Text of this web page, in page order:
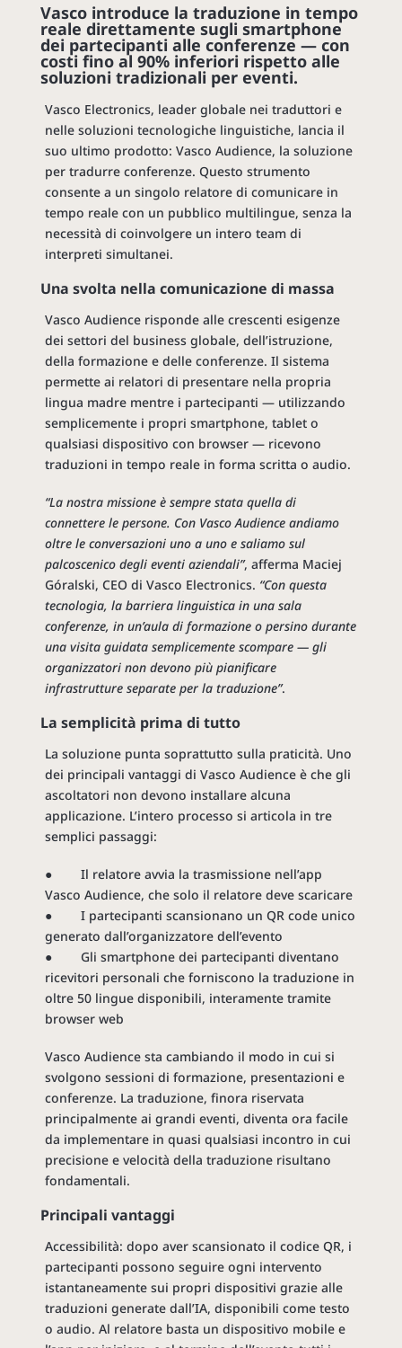
Vasco introduce la traduzione in tempo
reale direttamente sugli smartphone
dei partecipanti alle conferenze — con
costi fino al 90% inferiori rispetto alle
soluzioni tradizionali per eventi.
Vasco Electronics, leader globale nei traduttori e
nelle soluzioni tecnologiche linguistiche, lancia il
suo ultimo prodotto: Vasco Audience, la soluzione
per tradurre conferenze. Questo strumento
consente a un singolo relatore di comunicare in
tempo reale con un pubblico multilingue, senza la
necessità di coinvolgere un intero team di
interpreti simultanei.
Una svolta nella comunicazione di massa
Vasco Audience risponde alle crescenti esigenze
dei settori del business globale, dell’istruzione,
della formazione e delle conferenze. Il sistema
permette ai relatori di presentare nella propria
lingua madre mentre i partecipanti — utilizzando
semplicemente i propri smartphone, tablet o
qualsiasi dispositivo con browser — ricevono
traduzioni in tempo reale in forma scritta o audio.
“La nostra missione è sempre stata quella di
connettere le persone. Con Vasco Audience andiamo
oltre le conversazioni uno a uno e saliamo sul
palcoscenico degli eventi aziendali”, afferma Maciej
Góralski, CEO di Vasco Electronics. “Con questa
tecnologia, la barriera linguistica in una sala
conferenze, in un’aula di formazione o persino durante
una visita guidata semplicemente scompare — gli
organizzatori non devono più pianificare
infrastrutture separate per la traduzione”.
La semplicità prima di tutto
La soluzione punta soprattutto sulla praticità. Uno
dei principali vantaggi di Vasco Audience è che gli
ascoltatori non devono installare alcuna
applicazione. L’intero processo si articola in tre
semplici passaggi:
● Il relatore avvia la trasmissione nell’app
Vasco Audience, che solo il relatore deve scaricare
● I partecipanti scansionano un QR code unico
generato dall’organizzatore dell’evento
● Gli smartphone dei partecipanti diventano
ricevitori personali che forniscono la traduzione in
oltre 50 lingue disponibili, interamente tramite
browser web
Vasco Audience sta cambiando il modo in cui si
svolgono sessioni di formazione, presentazioni e
conferenze. La traduzione, finora riservata
principalmente ai grandi eventi, diventa ora facile
da implementare in quasi qualsiasi incontro in cui
precisione e velocità della traduzione risultano
fondamentali.
Principali vantaggi
Accessibilità: dopo aver scansionato il codice QR, i
partecipanti possono seguire ogni intervento
istantaneamente sui propri dispositivi grazie alle
traduzioni generate dall’IA, disponibili come testo
o audio. Al relatore basta un dispositivo mobile e